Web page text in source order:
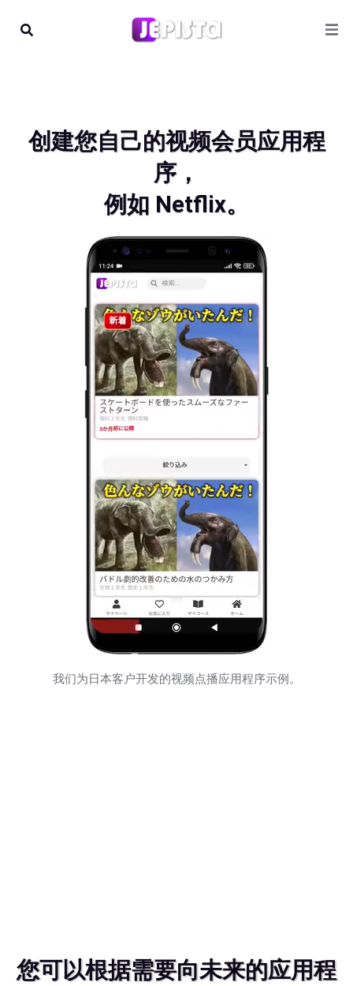
创建您自己的视频会员应用程
序，
例如 Netflix。
我们为日本客户开发的视频点播应用程序示例。
您可以根据需要向未来的应用程